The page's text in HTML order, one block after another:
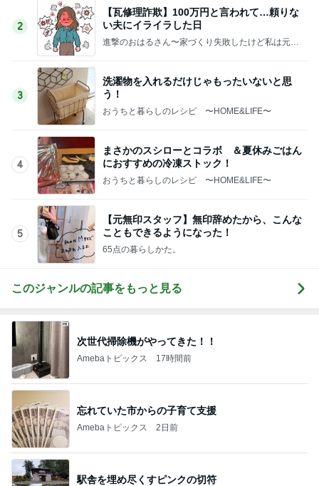
2
【瓦修理詐欺】100万円と言われて…頼りな
い夫にイライラした日
進撃のおはるさん〜家づくり失敗したけど私は元気
3
洗濯物を入れるだけじゃもったいないと思
う！
おうちと暮らしのレシピ 〜HOME&LIFE〜
4
まさかのスシローとコラボ ＆夏休みごはん
におすすめの冷凍ストック！
おうちと暮らしのレシピ 〜HOME&LIFE〜
5
【元無印スタッフ】無印辞めたから、こんな
こともできるようになった！
65点の暮らしかた。
このジャンルの記事をもっと見る
次世代掃除機がやってきた！！
Amebaトピックス 17時間前
忘れていた市からの子育て支援
Amebaトピックス 2日前
駅舎を埋め尽くすピンクの切符